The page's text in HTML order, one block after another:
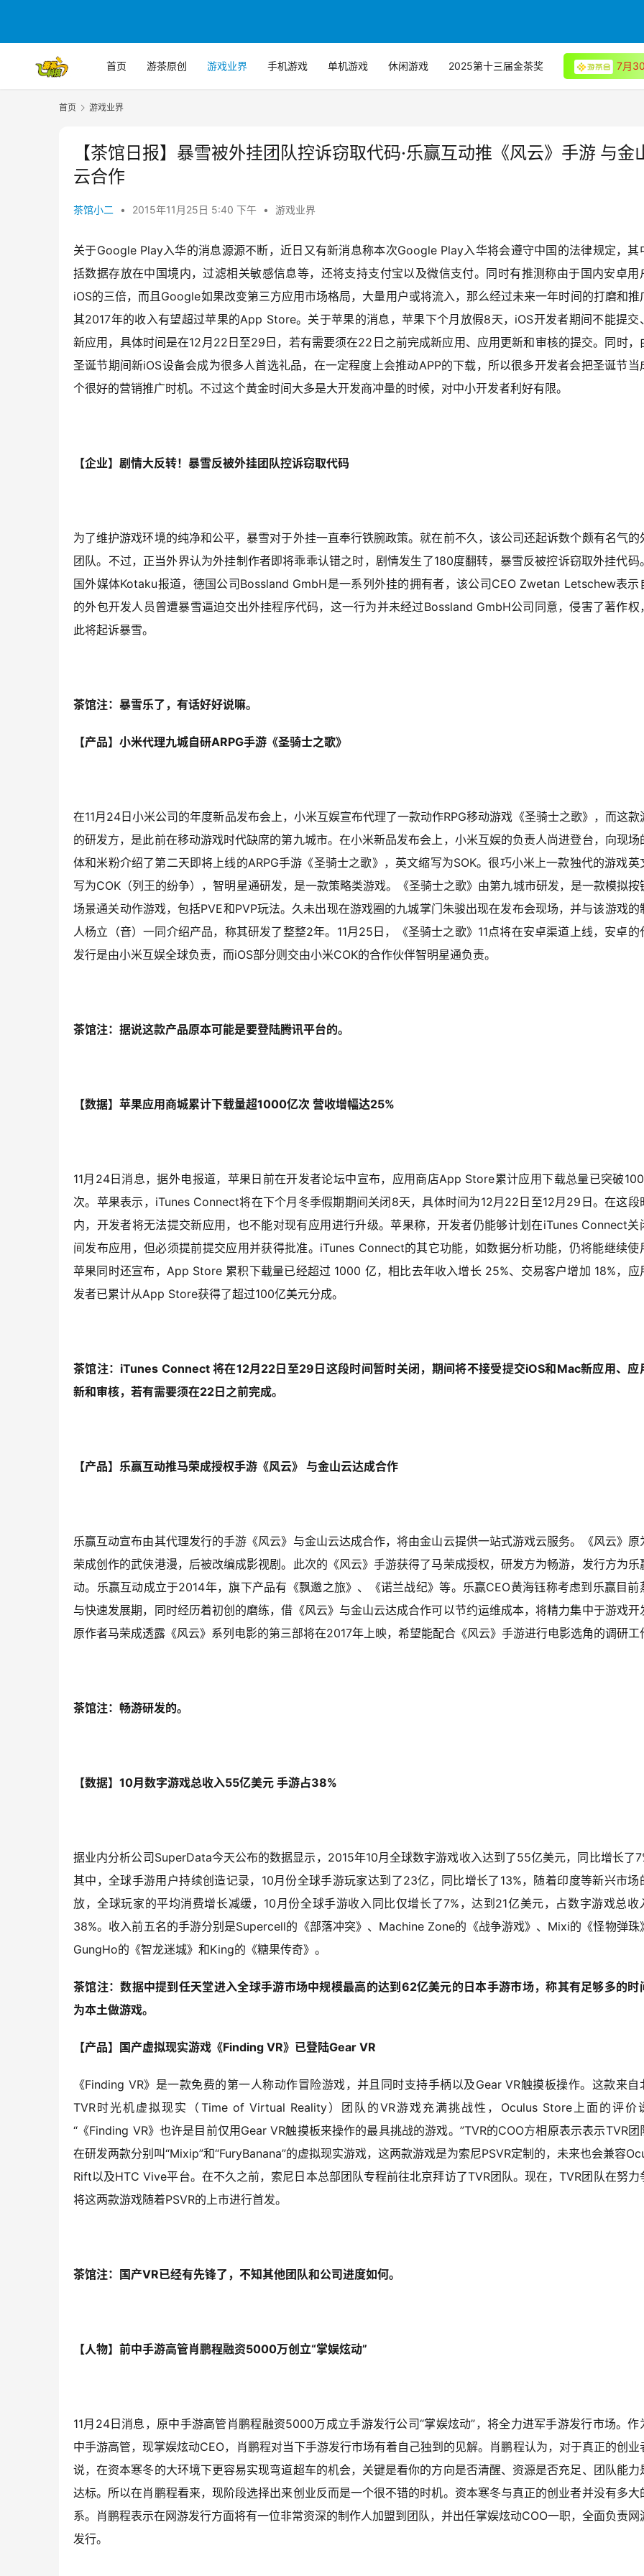
首页 游茶原创 游戏业界 手机游戏 单机游戏 休闲游戏 2025第十三届金茶奖 7月
首页 游戏业界
【茶馆日报】暴雪被外挂团队控诉窃取代码·乐赢互动推《风云》手游 与金
云合作
茶馆小二 • 2015年11月25日 5:40 下午 • 游戏业界
关于Google Play入华的消息源源不断，近日又有新消息称本次Google Play入华将会遵守中国的法律规定，其
括数据存放在中国境内，过滤相关敏感信息等，还将支持支付宝以及微信支付。同时有推测称由于国内安卓用
iOS的三倍，而且Google如果改变第三方应用市场格局，大量用户或将流入，那么经过未来一年时间的打磨和推
其2017年的收入有望超过苹果的App Store。关于苹果的消息，苹果下个月放假8天，iOS开发者期间不能提交
新应用，具体时间是在12月22日至29日，若有需要须在22日之前完成新应用、应用更新和审核的提交。同时，
圣诞节期间新iOS设备会成为很多人首选礼品，在一定程度上会推动APP的下载，所以很多开发者会把圣诞节当
个很好的营销推广时机。不过这个黄金时间大多是大开发商冲量的时候，对中小开发者利好有限。
【企业】剧情大反转！暴雪反被外挂团队控诉窃取代码
为了维护游戏环境的纯净和公平，暴雪对于外挂一直奉行铁腕政策。就在前不久，该公司还起诉数个颇有名气的
团队。不过，正当外界认为外挂制作者即将乖乖认错之时，剧情发生了180度翻转，暴雪反被控诉窃取外挂代码
国外媒体Kotaku报道，德国公司Bossland GmbH是一系列外挂的拥有者，该公司CEO Zwetan Letschew表示
的外包开发人员曾遭暴雪逼迫交出外挂程序代码，这一行为并未经过Bossland GmbH公司同意，侵害了著作权
此将起诉暴雪。
茶馆注：暴雪乐了，有话好好说嘛。
【产品】小米代理九城自研ARPG手游《圣骑士之歌》
在11月24日小米公司的年度新品发布会上，小米互娱宣布代理了一款动作RPG移动游戏《圣骑士之歌》，而这款
的研发方，是此前在移动游戏时代缺席的第九城市。在小米新品发布会上，小米互娱的负责人尚进登台，向现场
体和米粉介绍了第二天即将上线的ARPG手游《圣骑士之歌》，英文缩写为SOK。很巧小米上一款独代的游戏英
写为COK（列王的纷争），智明星通研发，是一款策略类游戏。《圣骑士之歌》由第九城市研发，是一款模拟按
场景通关动作游戏，包括PVE和PVP玩法。久未出现在游戏圈的九城掌门朱骏出现在发布会现场，并与该游戏的
人杨立（音）一同介绍产品，称其研发了整整2年。11月25日，《圣骑士之歌》11点将在安卓渠道上线，安卓的
发行是由小米互娱全球负责，而iOS部分则交由小米COK的合作伙伴智明星通负责。
茶馆注：据说这款产品原本可能是要登陆腾讯平台的。
【数据】苹果应用商城累计下载量超1000亿次 营收增幅达25%
11月24日消息，据外电报道，苹果日前在开发者论坛中宣布，应用商店App Store累计应用下载总量已突破
次。苹果表示，iTunes Connect将在下个月冬季假期期间关闭8天，具体时间为12月22日至12月29日。在这段
内，开发者将无法提交新应用，也不能对现有应用进行升级。苹果称，开发者仍能够计划在iTunes Connect关
间发布应用，但必须提前提交应用并获得批准。iTunes Connect的其它功能，如数据分析功能，仍将能继续使
苹果同时还宣布，App Store 累积下载量已经超过 1000 亿，相比去年收入增长 25%、交易客户增加 18%，应
发者已累计从App Store获得了超过100亿美元分成。
茶馆注：iTunes Connect 将在12月22日至29日这段时间暂时关闭，期间将不接受提交iOS和Mac新应用、应
新和审核，若有需要须在22日之前完成。
【产品】乐赢互动推马荣成授权手游《风云》 与金山云达成合作
乐赢互动宣布由其代理发行的手游《风云》与金山云达成合作，将由金山云提供一站式游戏云服务。《风云》原
荣成创作的武侠港漫，后被改编成影视剧。此次的《风云》手游获得了马荣成授权，研发方为畅游，发行方为乐
动。乐赢互动成立于2014年，旗下产品有《飘邈之旅》、《诺兰战纪》等。乐赢CEO黄海钰称考虑到乐赢目前
与快速发展期，同时经历着初创的磨练，借《风云》与金山云达成合作可以节约运维成本，将精力集中于游戏开
原作者马荣成透露《风云》系列电影的第三部将在2017年上映，希望能配合《风云》手游进行电影选角的调研工
茶馆注：畅游研发的。
【数据】10月数字游戏总收入55亿美元 手游占38%
据业内分析公司SuperData今天公布的数据显示，2015年10月全球数字游戏收入达到了55亿美元，同比增长了
其中，全球手游用户持续创造记录，10月份全球手游玩家达到了23亿，同比增长了13%，随着印度等新兴市场
放，全球玩家的平均消费增长减缓，10月份全球手游收入同比仅增长了7%，达到21亿美元，占数字游戏总收
38%。收入前五名的手游分别是Supercell的《部落冲突》、Machine Zone的《战争游戏》、Mixi的《怪物弹珠
GungHo的《智龙迷城》和King的《糖果传奇》。
茶馆注：数据中提到任天堂进入全球手游市场中规模最高的达到62亿美元的日本手游市场，称其有足够多的时
为本土做游戏。
【产品】国产虚拟现实游戏《Finding VR》已登陆Gear VR
《Finding VR》是一款免费的第一人称动作冒险游戏，并且同时支持手柄以及Gear VR触摸板操作。这款来自
TVR时光机虚拟现实（Time of Virtual Reality）团队的VR游戏充满挑战性，Oculus Store上面的评价
“《Finding VR》也许是目前仅用Gear VR触摸板来操作的最具挑战的游戏。”TVR的COO方相原表示表示TVR团
在研发两款分别叫“Mixip”和“FuryBanana”的虚拟现实游戏，这两款游戏是为索尼PSVR定制的，未来也会兼容
Rift以及HTC Vive平台。在不久之前，索尼日本总部团队专程前往北京拜访了TVR团队。现在，TVR团队在努力
将这两款游戏随着PSVR的上市进行首发。
茶馆注：国产VR已经有先锋了，不知其他团队和公司进度如何。
【人物】前中手游高管肖鹏程融资5000万创立“掌娱炫动”
11月24日消息，原中手游高管肖鹏程融资5000万成立手游发行公司“掌娱炫动”，将全力进军手游发行市场。作
中手游高管，现掌娱炫动CEO，肖鹏程对当下手游发行市场有着自己独到的见解。肖鹏程认为，对于真正的创业
说，在资本寒冬的大环境下更容易实现弯道超车的机会，关键是看你的方向是否清醒、资源是否充足、团队能力
达标。所以在肖鹏程看来，现阶段选择出来创业反而是一个很不错的时机。资本寒冬与真正的创业者并没有多大
系。肖鹏程表示在网游发行方面将有一位非常资深的制作人加盟到团队，并出任掌娱炫动COO一职，全面负责网
发行。